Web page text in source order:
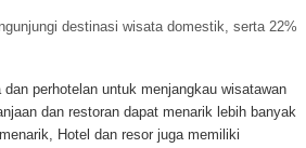
destinasi wisata domestik, serta 22%
perhotelan untuk menjangkau wisatawan
dan restoran dapat menarik lebih banyak
Hotel dan resor juga memiliki